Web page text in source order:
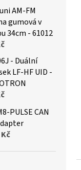
AM-FM
gumová v
34cm - 61012
- Duální
LF-HF UID -
PULSE CAN